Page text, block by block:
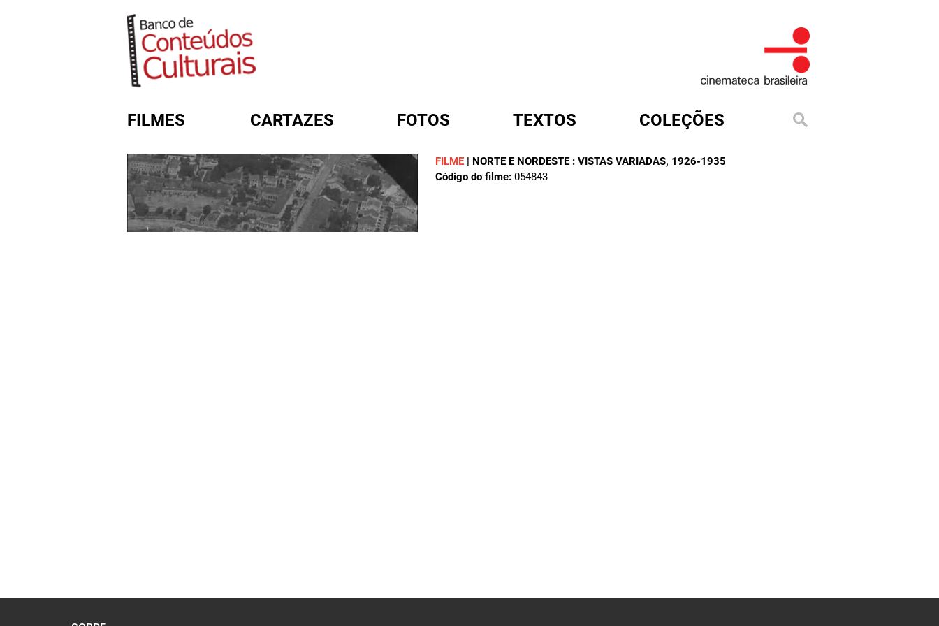
FILMES CARTAZES FOTOS TEXTOS COLEÇÕES
FILME | NORTE E NORDESTE : VISTAS VARIADAS, 1926-1935
Código do filme: 054843
FORMULÁRIO DE BUSCA